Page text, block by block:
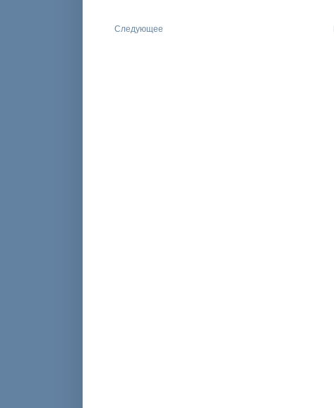
Следующее